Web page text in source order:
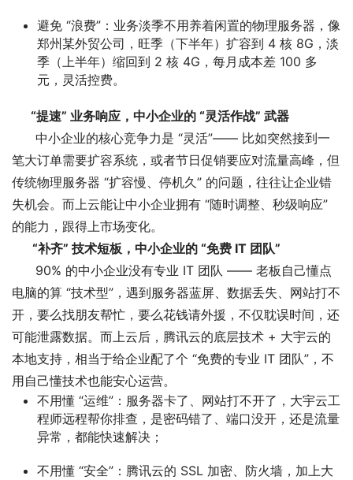
避免 “浪费” ：业务淡季不用养着闲置的物理服务器，像
郑州某外贸公司，旺季（下半年）扩容到 4 核 8G，淡
季（上半年）缩回到 2 核 4G，每月成本差 100 多
元，灵活控费。
“提速” 业务响应，中小企业的 “灵活作战” 武器
中小企业的核心竞争力是 “灵活”—— 比如突然接到一
笔大订单需要扩容系统，或者节日促销要应对流量高峰，但
传统物理服务器 “扩容慢、停机久” 的问题，往往让企业错
失机会。而上云能让中小企业拥有 “随时调整、秒级响应”
的能力，跟得上市场变化。
“补齐” 技术短板，中小企业的 “免费 IT 团队”
90% 的中小企业没有专业 IT 团队 —— 老板自己懂点
电脑的算 “技术型”，遇到服务器蓝屏、数据丢失、网站打不
开，要么找朋友帮忙，要么花钱请外援，不仅耽误时间，还
可能泄露数据。而上云后，腾讯云的底层技术 + 大宇云的
本地支持，相当于给企业配了个 “免费的专业 IT 团队”，不
用自己懂技术也能安心运营。
不用懂 “运维” ：服务器卡了、网站打不开了，大宇云工
程师远程帮你排查，是密码错了、端口没开，还是流量
异常，都能快速解决；
不用懂 “安全” ：腾讯云的 SSL 加密、防火墙，加上大